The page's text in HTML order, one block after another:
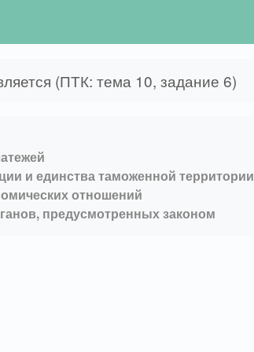
(ПТК: тема 10, задание 6)
и единства таможенной территории
отношений
предусмотренных законом